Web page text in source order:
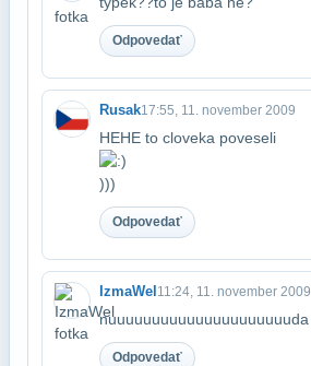
Odpovedať
Rusak17:55, 11. november 2009
HEHE to cloveka poveseli
)))
Odpovedať
IzmaWel11:24, 11. november 2009
nuuuuuuuuuuuuuuuuuuuuuda
Odpovedať